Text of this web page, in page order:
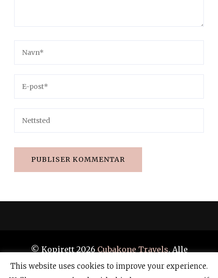
© Kopirett 2026Cubakone Travels. Alle
rettigheter er reservert.Blossom Travel |
This website uses cookies to improve your experience.